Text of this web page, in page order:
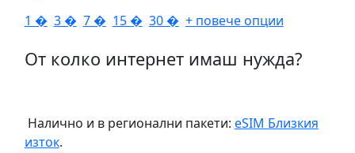
1 � 3 � 7 � 15 � 30 � + повече опции
От колко интернет имаш нужда?
Налично и в регионални пакети: eSIM Близкия
изток.